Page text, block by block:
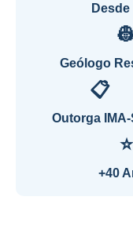
Desde
Geólogo
📋
Outorga IMA-
⭐
+40